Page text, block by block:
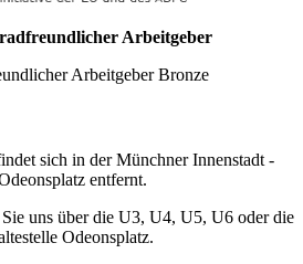
Arbeitgeber
Arbeitgeber Bronze
sich in der Münchner Innenstadt -
entfernt.
uns über die U3, U4, U5, U6 oder die
Odeonsplatz.